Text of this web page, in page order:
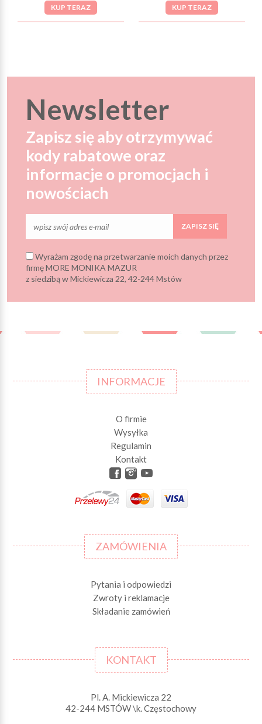
KUP TERAZ KUP TERAZ
Newsletter
Zapisz się aby otrzymywać
kody rabatowe oraz
informacje o promocjach i
nowościach
ZAPISZ SIĘ
Wyrażam zgodę na przetwarzanie moich danych przez
firmę MORE MONIKA MAZUR
z siedzibą w Mickiewicza 22, 42-244 Mstów
INFORMACJE
O firmie
Wysyłka
Regulamin
Kontakt
ZAMÓWIENIA
Pytania i odpowiedzi
Zwroty i reklamacje
Składanie zamówień
KONTAKT
Pl. A. Mickiewicza 22
42-244 MSTÓW \k. Częstochowy